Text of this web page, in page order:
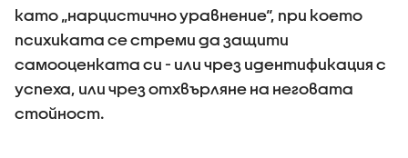
като „нарцистично уравнение“, при което
психиката се стреми да защити
самооценката си - или чрез идентификация с
успеха, или чрез отхвърляне на неговата
стойност.